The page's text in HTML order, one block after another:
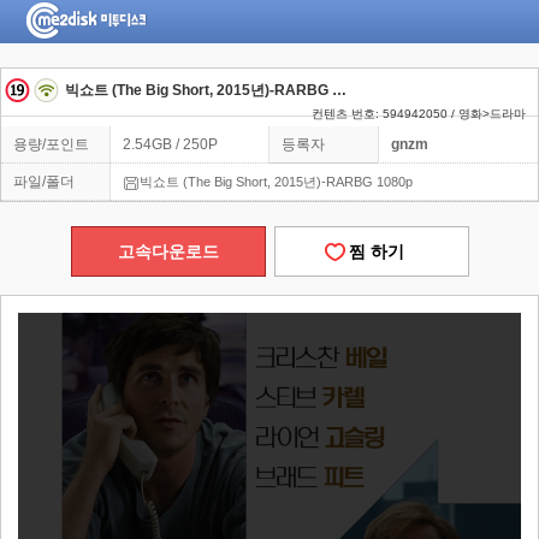
빅쇼트 (The Big Short, 2015년)-RARBG 1080p
컨텐츠 번호: 594942050 / 영화>드라마
용량/포인트 2.54GB / 250P 등록자 gnzm
파일/폴더 빅쇼트 (The Big Short, 2015년)-RARBG 1080p
고속다운로드 찜 하기